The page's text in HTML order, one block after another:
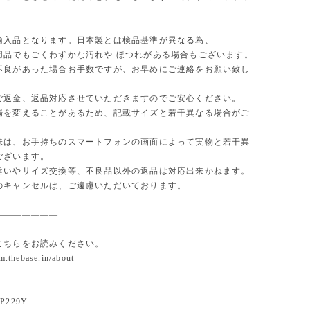
入品となります。日本製とは検品基準が異なる為、
品でもごくわずかな汚れや ほつれがある場合もございます。
良があった場合お手数ですが、お早めにご連絡をお願い致し
返金、返品対応させていただきますのでご安心ください。
を変えることがあるため、記載サイズと若干異なる場合がご
は、お手持ちのスマートフォンの画面によって実物と若干異
います。
いやサイズ交換等、不良品以外の返品は対応出来かねます。
ャンセルは、ご遠慮いただいております。
らをお読みください。
about